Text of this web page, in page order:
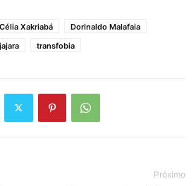
Célia Xakriabá
Dorinaldo Malafaia
transfobia
Próximo